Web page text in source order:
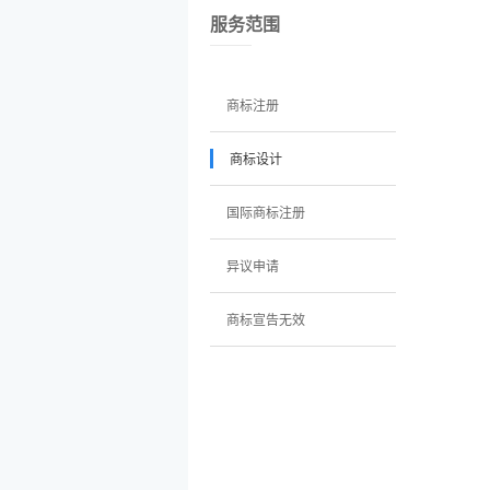
服务范围
商标注册
商标设计
国际商标注册
异议申请
商标宣告无效